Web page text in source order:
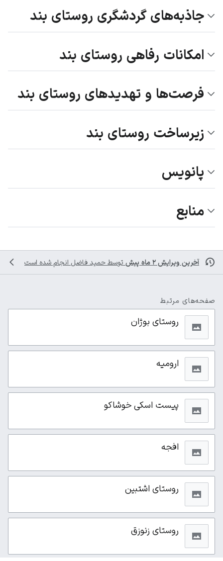
جاذبه‌های گردشگری روستای بند
امکانات رفاهی روستای بند
فرصت‌ها و تهدیدهای روستای بند
زیرساخت روستای بند
پانویس
منابع
آخرین ویرایش ۲ ماه پیش توسط حمید فاضل انجام شده است
صفحه‌های مرتبط
روستای بوژان
ارومیه
پیست اسکی خوشاکو
افجه
روستای اشتبین
روستای زنوزق